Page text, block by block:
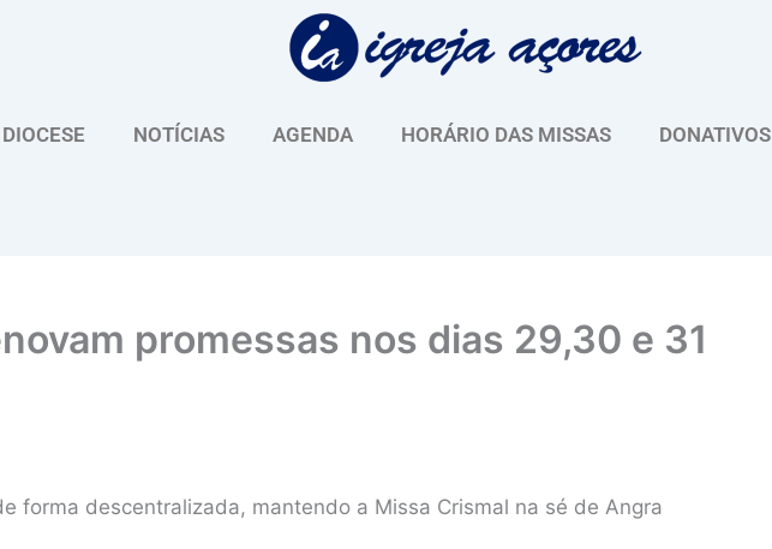
DIOCESE NOTÍCIAS AGENDA HORÁRIO DAS MISSAS DONATIVOS
promessas nos dias 29,30 e 31
forma descentralizada, mantendo a Missa Crismal na sé de Angra